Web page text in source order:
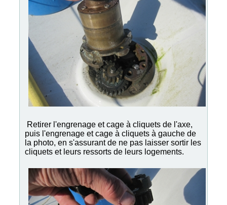
Retirer l'engrenage et cage à cliquets de l'axe,
puis l'engrenage et cage à cliquets à gauche de
la photo, en s'assurant de ne pas laisser sortir les
cliquets et leurs ressorts de leurs logements.